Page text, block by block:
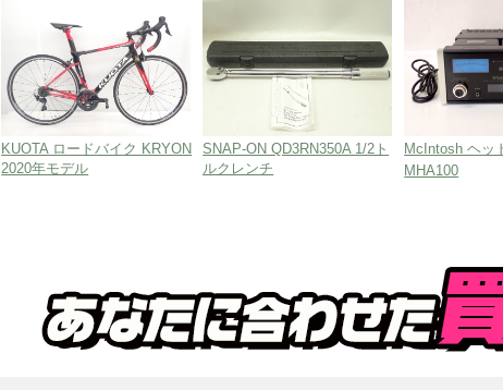
三重本部・
京都本部・
大阪本部・
岡山店
広島店
福岡南店
北九州若松
熊本店
鹿児島店
KUOTA ロードバイク KRYON
2020年モデル
SNAP-ON QD3RN350A 1/2ト
ルクレンチ
McIntosh ヘッ
MHA100